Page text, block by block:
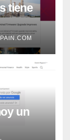
tiene
un